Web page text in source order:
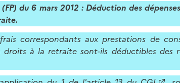
(FP) du 6 mars 2012 : Déduction des
correspondants aux prestations de
droits à la retraite sont-ils déductibles des